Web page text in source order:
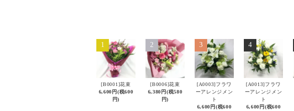
1
[B0001]花束
6,600円(税600
円)
2
[B0006]花束
6,380円(税580
円)
3
[A0003]フラワ
ーアレンジメン
ト
6,600円(税600
4
[A0013]フラワ
ーアレンジメン
ト
6,600円(税600